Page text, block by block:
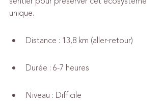
unique.
Distance : 13,8 km (aller-retour)
Durée : 6-7 heures
Niveau : Difficile